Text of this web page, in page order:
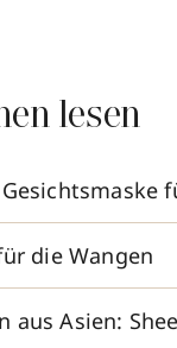
lesen
die Wangen
aus Asien: